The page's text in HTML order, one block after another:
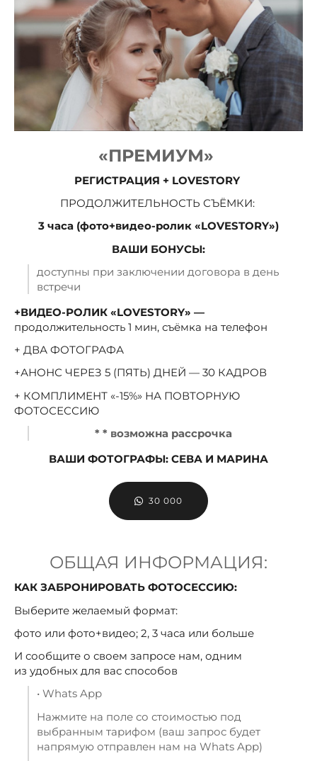
«ПРЕМИУМ»
РЕГИСТРАЦИЯ + LOVESTORY
ПРОДОЛЖИТЕЛЬНОСТЬ СЪЁМКИ:
3 часа (фото+видео-ролик «LOVESTORY»)
ВАШИ БОНУСЫ:
доступны при заключении договора в день
встречи
+ВИДЕО-РОЛИК «LOVESTORY» —
продолжительность 1 мин, съёмка на телефон
+ ДВА ФОТОГРАФА
+АНОНС ЧЕРЕЗ 5 (ПЯТЬ) ДНЕЙ — 30 КАДРОВ
+ КОМПЛИМЕНТ «-15%» НА ПОВТОРНУЮ
ФОТОСЕССИЮ
* * возможна рассрочка
ВАШИ ФОТОГРАФЫ: СЕВА И МАРИНА
30 000
ОБЩАЯ ИНФОРМАЦИЯ:
КАК ЗАБРОНИРОВАТЬ ФОТОСЕССИЮ:
Выберите желаемый формат:
фото или фото+видео; 2, 3 часа или больше
И сообщите о своем запросе нам, одним
из удобных для вас способов
• Whats App
Нажмите на поле со стоимостью под
выбранным тарифом (ваш запрос будет
напрямую отправлен нам на Whats App)